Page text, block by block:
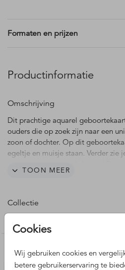
Cookies
Wij gebruiken cookies en
betere gebruikerservaring te
Formaten en prijzen
Productinformatie
Omschrijving
Dit prachtige aquarel
ouders die op zoek zijn naar een
zoon of dochter. Op dit
egeltje en muisje staan. Verder zie
een lieve uitstraling en is geschikt
TOON MEER
Collectie
Nog meer leuke